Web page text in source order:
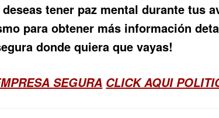
tener paz mental durante
para obtener más información
donde quiera que vayas!
SEGURA CLICK AQUI